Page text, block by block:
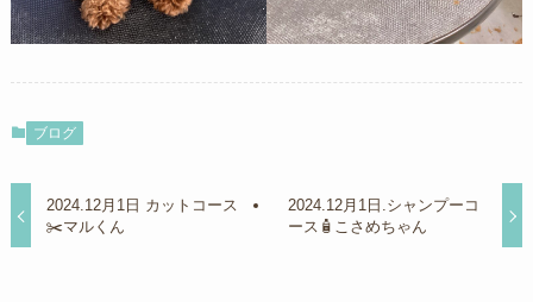
ブログ
2024.12月1日 カットコース
✂️マルくん
2024.12月1日.シャンプーコ
ース🧴こさめちゃん